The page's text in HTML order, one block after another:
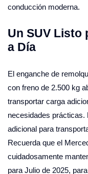
conducción moderna.
Un SUV Listo
a Día
El enganche de
con freno de 2.500 kg
transportar carga
necesidades
adicional para
Recuerda que el
cuidadosamente
para Julio de 2025,